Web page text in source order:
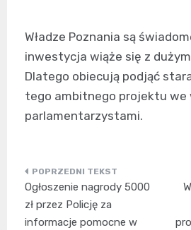
Władze Poznania są
inwestycja wiąże się z
Dlatego obiecują podjąć
tego ambitnego projektu we
parlamentarzystami.
Nawigacja
wpisu
Ogłoszenie nagrody 5000
zł przez Policję za
informacje pomocne w